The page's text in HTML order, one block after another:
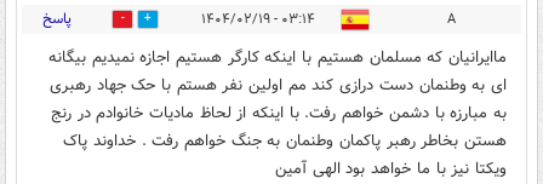
A ۰۳:۱۴ - ۱۴۰۴/۰۲/۱۹ 0 پاسخ
ماایرانیان که مسلمان هستیم با اینکه کارگر هستیم اجازه نمیدیم بیگانه
ای به وطنمان دست درازی کند مم اولین نفر هستم با حک جهاد رهبری
به مبارزه با دشمن خواهم رفت. با اینکه از لحاظ مادیات خانوادم در رنج
هستن بخاطر رهبر پاکمان وطنمان به جنگ خواهم رفت . خداوند پاک
ویکتا نیز با ما خواهد بود الهی آمین